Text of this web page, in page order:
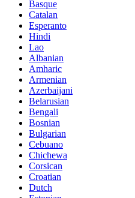
Basque
Catalan
Esperanto
Hindi
Lao
Albanian
Amharic
Armenian
Azerbaijani
Belarusian
Bengali
Bosnian
Bulgarian
Cebuano
Chichewa
Corsican
Croatian
Dutch